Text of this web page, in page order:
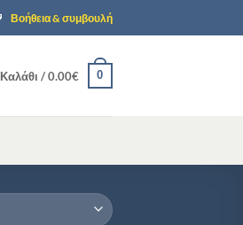
Βοήθεια & συμβουλή
Καλάθι /0.00€ 0